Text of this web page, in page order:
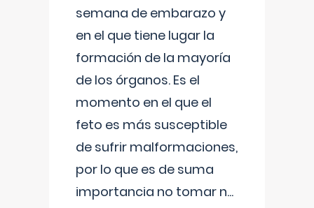
semana de embarazo y
en el que tiene lugar la
formación de la mayoría
de los órganos. Es el
momento en el que el
feto es más susceptible
de sufrir malformaciones,
por lo que es de suma
importancia no tomar n...